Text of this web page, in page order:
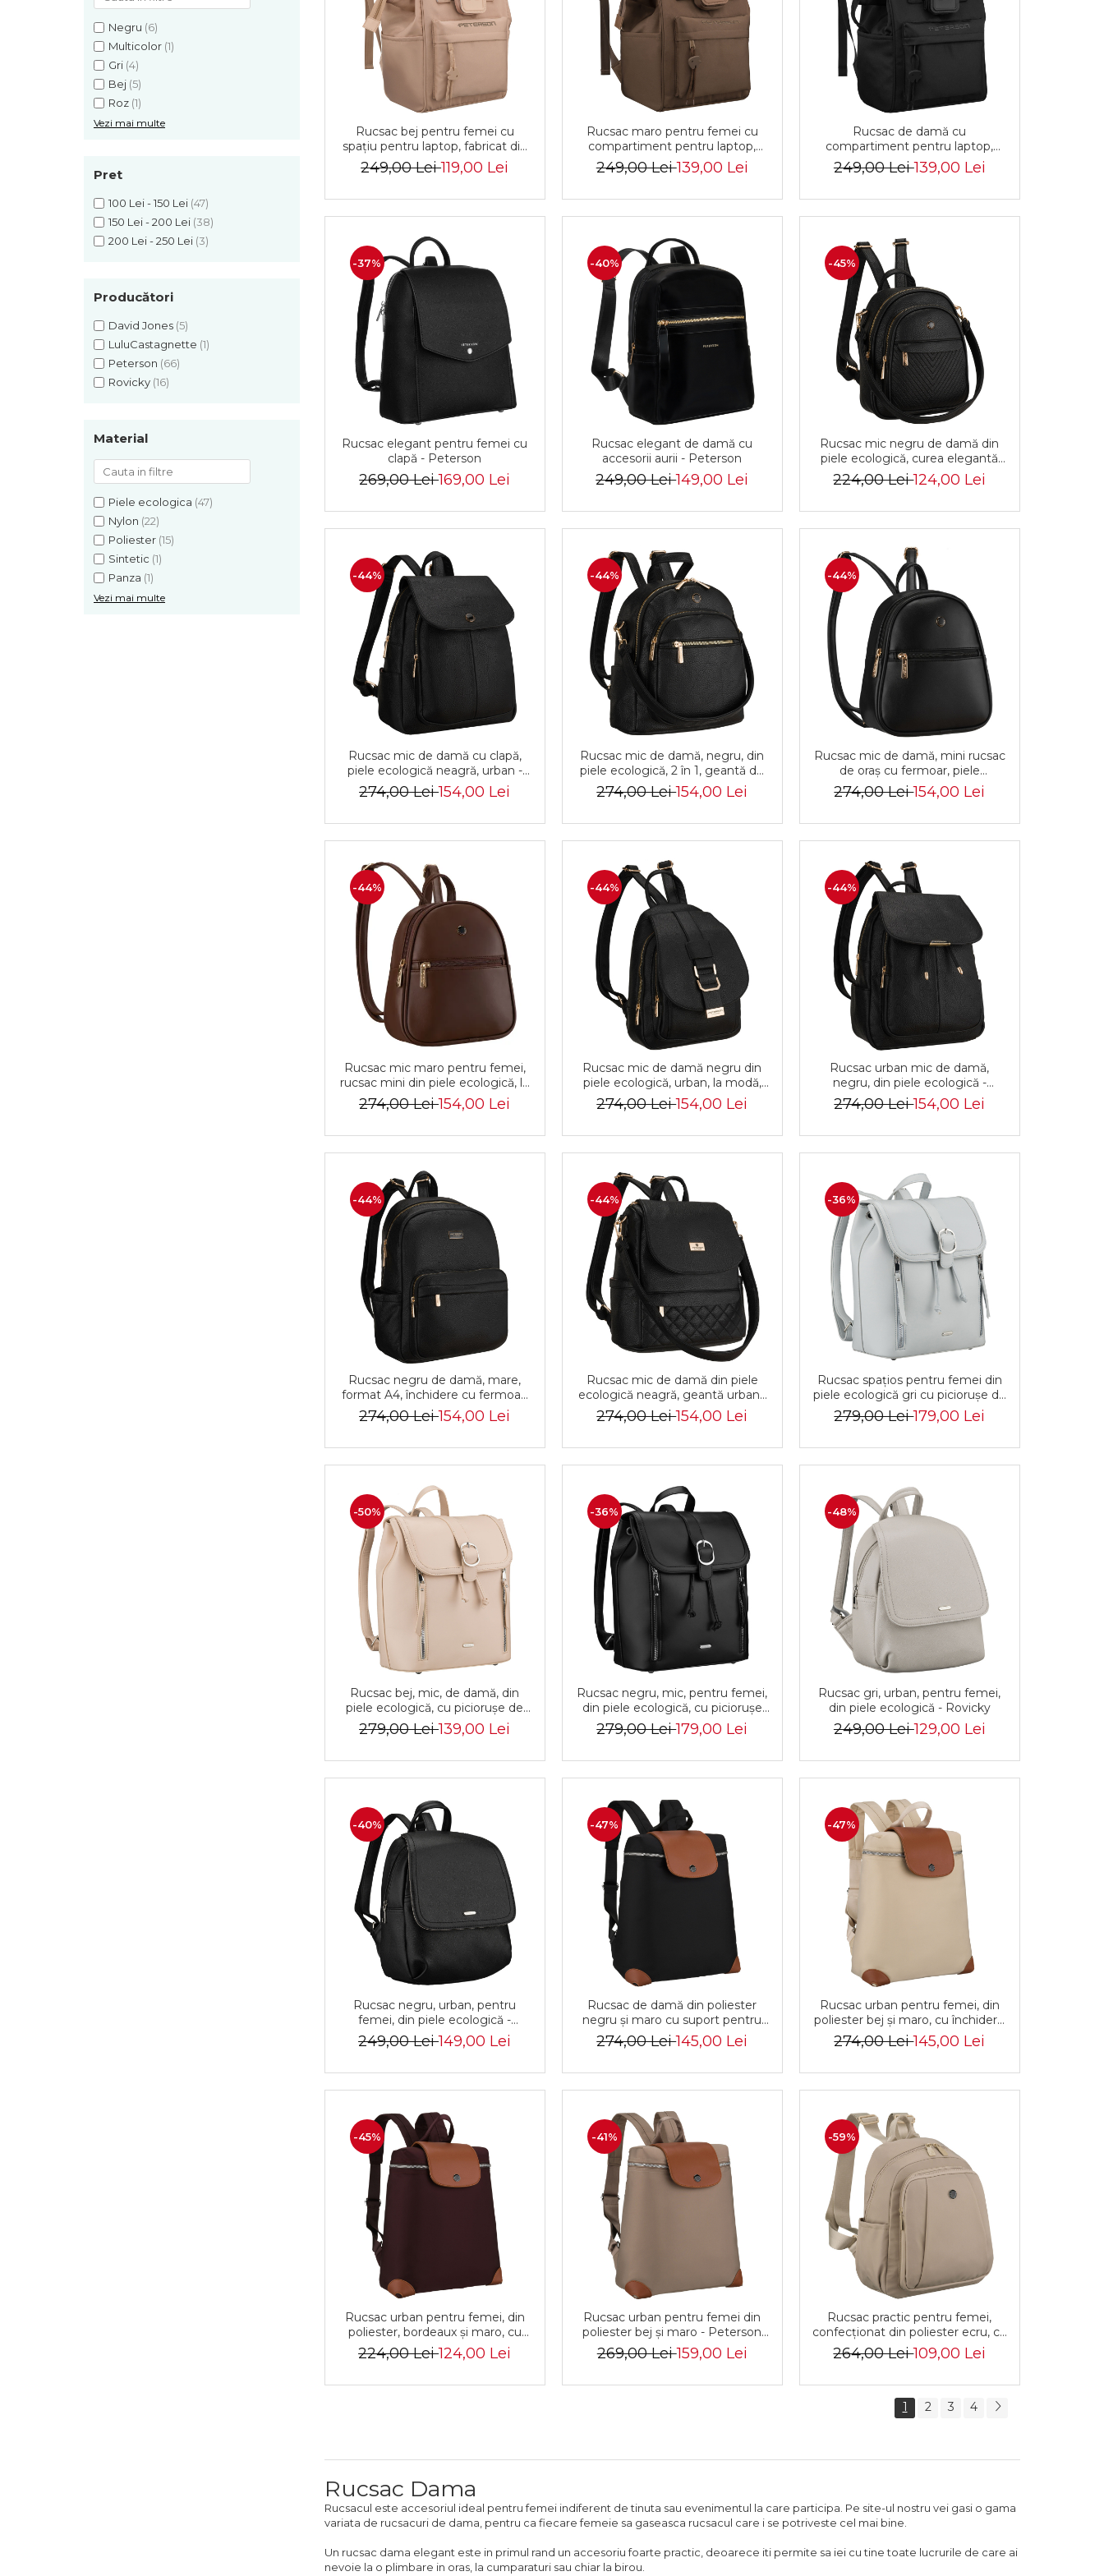
Negru (6)
Multicolor (1)
Gri (4)
Bej (5)
Roz (1)
Vezi mai multe
Pret
100 Lei - 150 Lei (47)
150 Lei - 200 Lei (38)
200 Lei - 250 Lei (3)
Producători
David Jones (5)
LuluCastagnette (1)
Peterson (66)
Rovicky (16)
Material
Piele ecologica (47)
Nylon (22)
Poliester (15)
Sintetic (1)
Panza (1)
Vezi mai multe
Rucsac bej pentru femei cu
spațiu pentru laptop, fabricat din
poliester, cu un singur
compartiment - Peterson
249,00 Lei119,00 Lei
Rucsac maro pentru femei cu
compartiment pentru laptop,
confecționat din poliester și
închidere cu fermoar - Peterson
249,00 Lei139,00 Lei
Rucsac de damă cu
compartiment pentru laptop,
fabricat din poliester negru -
Peterson
249,00 Lei139,00 Lei
-37%
Rucsac elegant pentru femei cu
clapă - Peterson
269,00 Lei169,00 Lei
-40%
Rucsac elegant de damă cu
accesorii aurii - Peterson
249,00 Lei149,00 Lei
-45%
Rucsac mic negru de damă din
piele ecologică, curea elegantă
de umăr, geantă 2 în 1 - Peterson
224,00 Lei124,00 Lei
-44%
Rucsac mic de damă cu clapă,
piele ecologică neagră, urban -
Peterson PTR-PTN MBP-14-F19
274,00 Lei154,00 Lei
-44%
Rucsac mic de damă, negru, din
piele ecologică, 2 în 1, geantă de
umăr, la modă, urbană - Peterson
PTR-PTN MBP-01-F19
274,00 Lei154,00 Lei
-44%
Rucsac mic de damă, mini rucsac
de oraș cu fermoar, piele
ecologică neagră - Peterson PTR-
PTN MX03-P-7731
274,00 Lei154,00 Lei
-44%
Rucsac mic maro pentru femei,
rucsac mini din piele ecologică, la
modă cu fermoar - Peterson
274,00 Lei154,00 Lei
-44%
Rucsac mic de damă negru din
piele ecologică, urban, la modă,
cu clapă - Peterson PTR-PTN
MBP-04-F19
274,00 Lei154,00 Lei
-44%
Rucsac urban mic de damă,
negru, din piele ecologică -
Peterson PTR-PTN MBP-10-F19
274,00 Lei154,00 Lei
-44%
Rucsac negru de damă, mare,
format A4, închidere cu fermoar,
oraș, pentru serviciu, universitate,
piele ecologică - Peterson PTR-
274,00 Lei154,00 Lei
-44%
Rucsac mic de damă din piele
ecologică neagră, geantă urbană
2 în 1 - Peterson PTR-PTN MBP-
08-F19
274,00 Lei154,00 Lei
-36%
Rucsac spațios pentru femei din
piele ecologică gri cu piciorușe de
protecție - Rovicky PTR-R-
L61409-1968
279,00 Lei179,00 Lei
-50%
Rucsac bej, mic, de damă, din
piele ecologică, cu piciorușe de
protecție - Rovicky PTR-R-
L61409-1951
279,00 Lei139,00 Lei
-36%
Rucsac negru, mic, pentru femei,
din piele ecologică, cu piciorușe
de protecție - Rovicky PTR-R-
L61409-1944
279,00 Lei179,00 Lei
-48%
Rucsac gri, urban, pentru femei,
din piele ecologică - Rovicky
249,00 Lei129,00 Lei
-40%
Rucsac negru, urban, pentru
femei, din piele ecologică -
Rovicky
249,00 Lei149,00 Lei
-47%
Rucsac de damă din poliester
negru și maro cu suport pentru
valiză - Peterson PTR-PTN CPY-
10-2942 BLAC
274,00 Lei145,00 Lei
-47%
Rucsac urban pentru femei, din
poliester bej și maro, cu închidere
cu fermoar - Peterson PTR-PTN
CPY-10-2959 ECRU
274,00 Lei145,00 Lei
-45%
Rucsac urban pentru femei, din
poliester, bordeaux și maro, cu
bretele reglabile - Peterson
224,00 Lei124,00 Lei
-41%
Rucsac urban pentru femei din
poliester bej și maro - Peterson
PTR-PTN CPY-10-2973
269,00 Lei159,00 Lei
-59%
Rucsac practic pentru femei,
confecționat din poliester ecru, cu
un compartiment - Peterson
PTR-PTN CPY-06-2478 ECRU
264,00 Lei109,00 Lei
1 2 3 4
Rucsac Dama
Rucsacul este accesoriul ideal pentru femei indiferent de tinuta sau evenimentul la care participa. Pe site-ul nostru vei gasi o gama
variata de rucsacuri de dama, pentru ca fiecare femeie sa gaseasca rucsacul care i se potriveste cel mai bine.
Un rucsac dama elegant este in primul rand un accesoriu foarte practic, deoarece iti permite sa iei cu tine toate lucrurile de care ai
nevoie la o plimbare in oras, la cumparaturi sau chiar la birou.